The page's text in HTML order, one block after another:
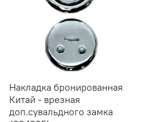
Накладка бронированная
Китай - врезная
доп.сувальдного замка